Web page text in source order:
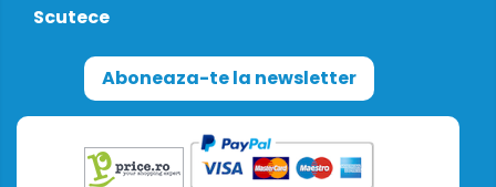
Scutece
Aboneaza-te la newsletter